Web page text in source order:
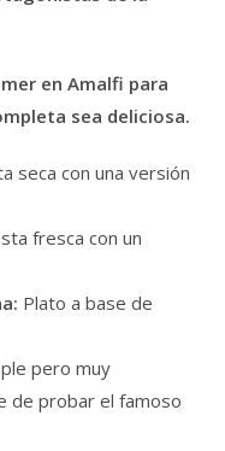
en Amalfi para
sea deliciosa.
seca con una versión
fresca con un
Plato a base de
pero muy
de probar el famoso